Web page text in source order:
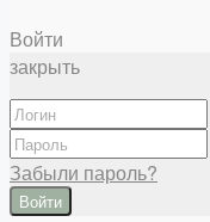
Войти
закрыть
Забыли пароль?
Войти